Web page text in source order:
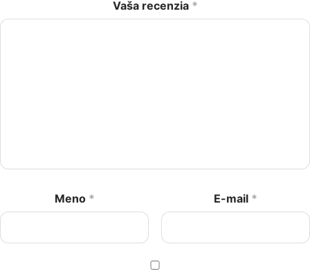
Vaša recenzia *
Meno * E-mail *